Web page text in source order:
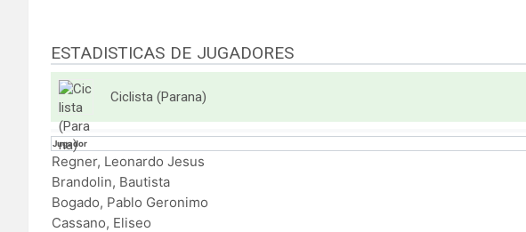
ESTADISTICAS DE JUGADORES
Ciclista (Parana)
Jugador
Regner, Leonardo Jesus
Brandolin, Bautista
Bogado, Pablo Geronimo
Cassano, Eliseo